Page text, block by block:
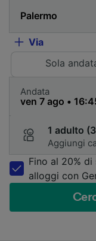
Via
Sola
Andata
1 adulto
Aggiungi
Fino al 20%
alloggi con